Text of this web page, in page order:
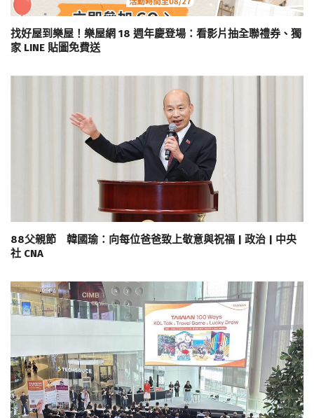
找好屋到樂屋！樂屋網 18 週年慶登場：看影片抽全聯禮券、獨
家 LINE 貼圖免費送
88父親節 韓國瑜：向每位爸爸致上敬意與祝福 | 政治 | 中央
社 CNA